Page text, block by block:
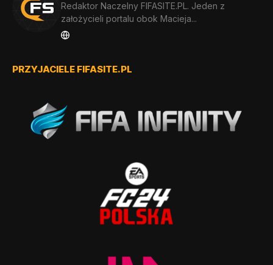
Redaktor Naczelny FIFASITE.PL. Jeden z
założycieli portalu obok Macieja...
PRZYJACIELE FIFASITE.PL